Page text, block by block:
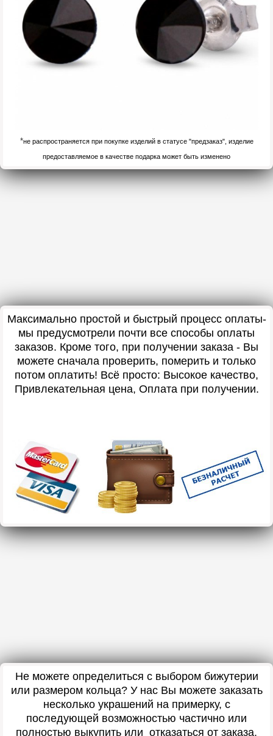
*не распространяется при покупке изделий в статусе "предзаказ", изделие
предоставляемое в качестве подарка может быть изменено
Максимально простой и быстрый процесс оплаты-
мы предусмотрели почти все способы оплаты
заказов. Кроме того, при получении заказа - Вы
можете сначала проверить, померить и только
потом оплатить! Всё просто: Высокое качество,
Привлекательная цена, Оплата при получении.
Не можете определиться с выбором бижутерии
или размером кольца? У нас Вы можете заказать
несколько украшений на примерку, с
последующей возможностью частично или
полностью выкупить или отказаться от заказа.